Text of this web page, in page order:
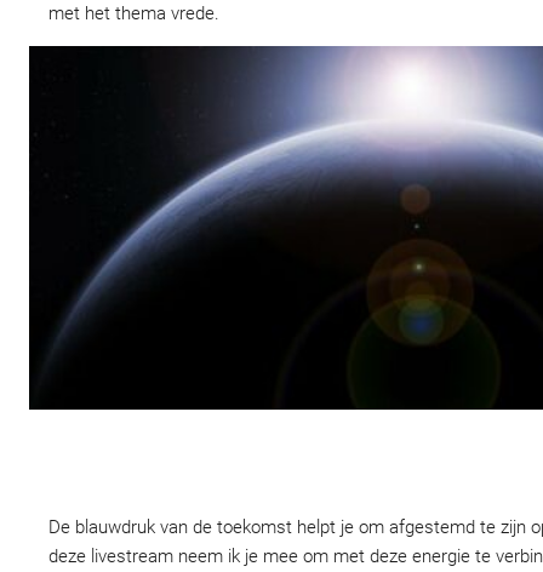
met het thema vrede.
De blauwdruk van de toekomst helpt je om afgestemd te zijn
deze livestream neem ik je mee om met deze energie te